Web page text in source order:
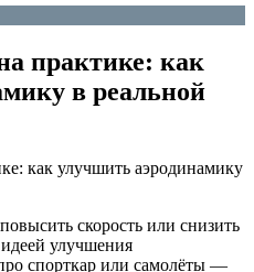
практике: как
в реальной
скорость или снизить
идеей улучшения
спорткар или самолёты —